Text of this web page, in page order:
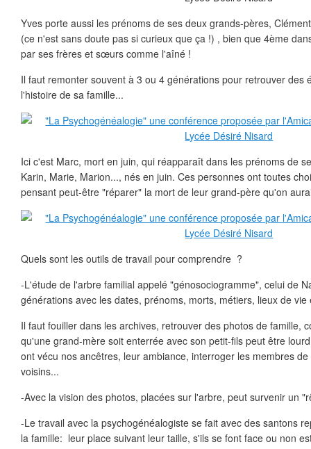
Yves porte aussi les prénoms de ses deux grands-pères,
(ce n'est sans doute pas si curieux que ça !) , bien que 4ème
par ses frères et sœurs comme l'aîné !
Il faut remonter souvent à 3 ou 4 générations pour retrouver des
l'histoire de sa famille...
Ici c'est Marc, mort en juin, qui réapparaît dans les prénoms de
Karin, Marie, Marion..., nés en juin. Ces personnes ont toutes
pensant peut-être "réparer" la mort de leur grand-père qu'on
Quels sont les outils de travail pour comprendre ?
-L'étude de l'arbre familial appelé "génosociogramme", celui de
générations avec les dates, prénoms, morts, métiers, lieux de vie
Il faut fouiller dans les archives, retrouver des photos de famille,
qu'une grand-mère soit enterrée avec son petit-fils peut être
ont vécu nos ancêtres, leur ambiance, interroger les membres
voisins...
-Avec la vision des photos, placées sur l'arbre, peut survenir un
-Le travail avec la psychogénéalogiste se fait avec des santons
la famille: leur place suivant leur taille, s'ils se font face ou non